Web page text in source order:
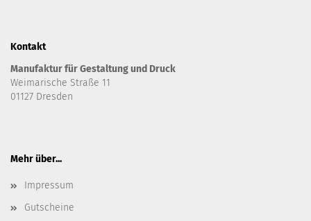
Kontakt
Manufaktur für Gestaltung und Druck
Weimarische Straße 11
01127 Dresden
Mehr über...
Impressum
Gutscheine